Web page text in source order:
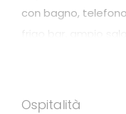
con bagno,
adiacente sala per
Ospitalità